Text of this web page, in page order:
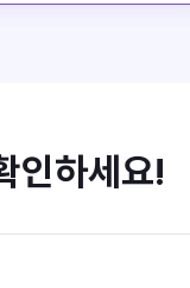
인하세요!